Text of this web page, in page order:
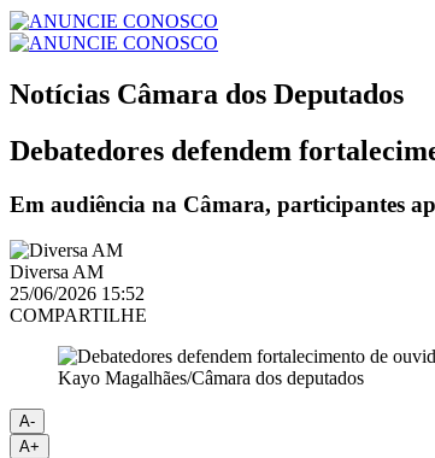
Notícias Câmara dos Deputados
Debatedores defendem
Em audiência na Câmara, participantes
Diversa AM
25/06/2026 15:52
COMPARTILHE
Kayo Magalhães/Câmara dos deputados
A-
A+